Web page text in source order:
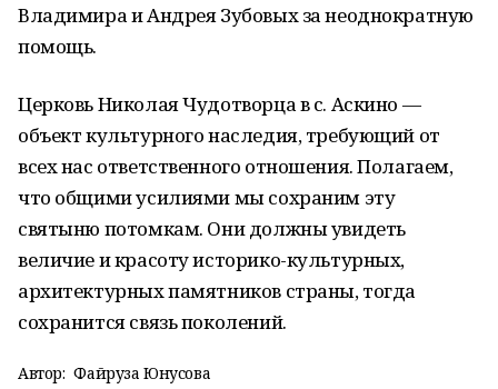
Владимира и Андрея Зубовых за неоднократную
помощь.
Церковь Николая Чудотворца в с. Аскино —
объект культурного наследия, требующий от
всех нас ответственного отношения. Полагаем,
что общими усилиями мы сохраним эту
святыню потомкам. Они должны увидеть
величие и красоту историко-культурных,
архитектурных памятников страны, тогда
сохранится связь поколений.
Автор: Файруза Юнусова